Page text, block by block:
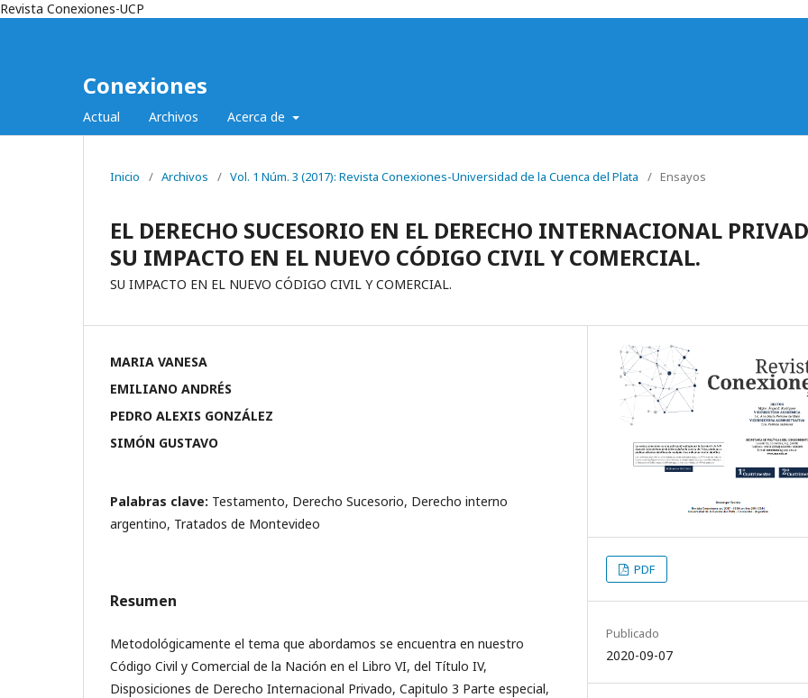
Revista Conexiones-UCP
Conexiones
Actual Archivos Acerca de
Inicio / Archivos / Vol. 1 Núm. 3 (2017): Revista Conexiones-Universidad de la Cuenca del Plata / Ensayos
EL DERECHO SUCESORIO EN EL DERECHO INTERNACIONAL
SU IMPACTO EN EL NUEVO CÓDIGO CIVIL Y COMERCIAL.
SU IMPACTO EN EL NUEVO CÓDIGO CIVIL Y COMERCIAL.
MARIA VANESA
EMILIANO ANDRÉS
PEDRO ALEXIS GONZÁLEZ
SIMÓN GUSTAVO
Palabras clave: Testamento, Derecho Sucesorio, Derecho interno
argentino, Tratados de Montevideo
Resumen
Metodológicamente el tema que abordamos se encuentra en nuestro
Código Civil y Comercial de la Nación en el Libro VI, del Título IV,
Disposiciones de Derecho Internacional Privado, Capitulo 3 Parte especial,
PDF
Publicado
2020-09-07